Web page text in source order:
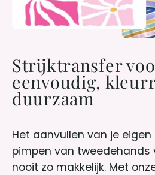
Strijktransfer
eenvoudig,
duurzaam
Het aanvullen van je
pimpen van tweedehands
nooit zo makkelijk. Met